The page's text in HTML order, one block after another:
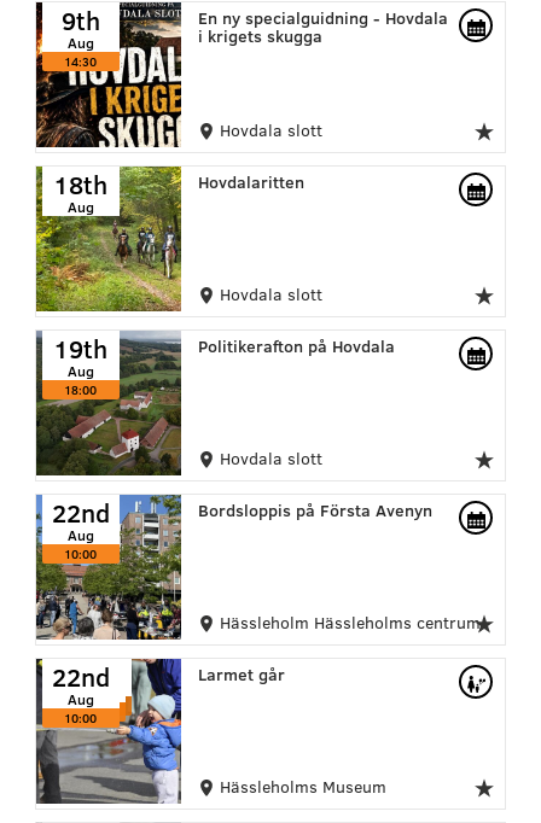
En ny specialguidning - Hovdala
i krigets skugga
9th
Aug
14:30
Hovdala slott
Hovdalaritten
18th
Aug
Hovdala slott
Politikerafton på Hovdala
19th
Aug
18:00
Hovdala slott
Bordsloppis på Första Avenyn
22nd
Aug
10:00
Hässleholm Hässleholms centrum
Larmet går
22nd
Aug
10:00
22nd
Aug
10:00
22nd
Aug
10:00
Hässleholms Museum